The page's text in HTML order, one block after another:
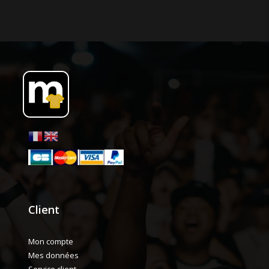
Client
Mon compte
Mes données